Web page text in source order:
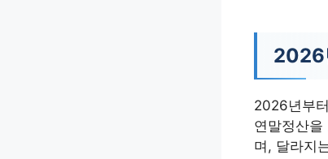
2026
2026년부
연말정산
며, 달라지